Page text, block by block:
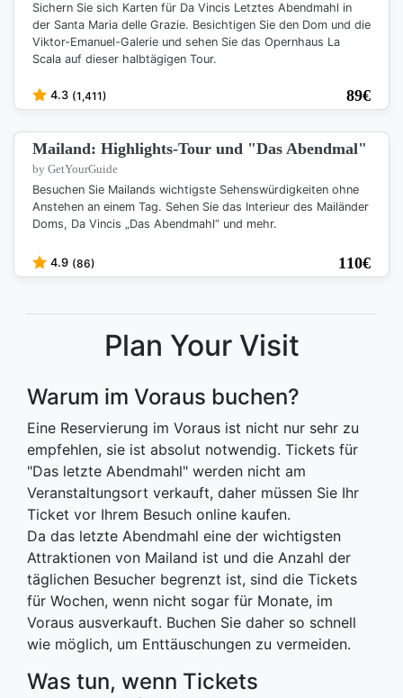
Sichern Sie sich Karten für Da Vincis Letztes Abendmahl in
der Santa Maria delle Grazie. Besichtigen Sie den Dom und die
Viktor-Emanuel-Galerie und sehen Sie das Opernhaus La
Scala auf dieser halbtägigen Tour.
4.3 (1,411) 89€
Mailand: Highlights-Tour und "Das Abendmal"
by GetYourGuide
Besuchen Sie Mailands wichtigste Sehenswürdigkeiten ohne
Anstehen an einem Tag. Sehen Sie das Interieur des Mailänder
Doms, Da Vincis „Das Abendmahl“ und mehr.
4.9 (86) 110€
Plan Your Visit
Warum im Voraus buchen?
Eine Reservierung im Voraus ist nicht nur sehr zu
empfehlen, sie ist absolut notwendig. Tickets für
"Das letzte Abendmahl" werden nicht am
Veranstaltungsort verkauft, daher müssen Sie Ihr
Ticket vor Ihrem Besuch online kaufen.
Da das letzte Abendmahl eine der wichtigsten
Attraktionen von Mailand ist und die Anzahl der
täglichen Besucher begrenzt ist, sind die Tickets
für Wochen, wenn nicht sogar für Monate, im
Voraus ausverkauft. Buchen Sie daher so schnell
wie möglich, um Enttäuschungen zu vermeiden.
Was tun, wenn Tickets